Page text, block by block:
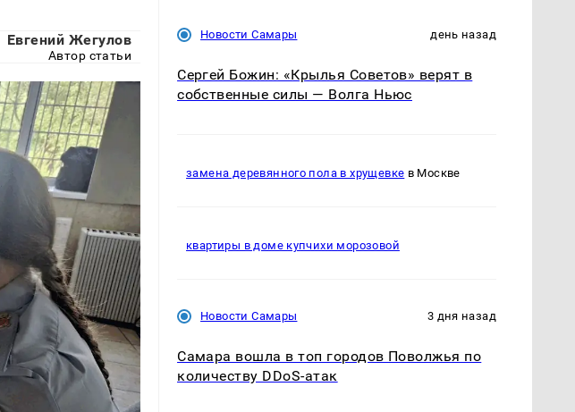
Евгений Жегулов
Автор статьи
Новости Самары день назад
Сергей Божин: «Крылья Советов» верят в
собственные силы — Волга Ньюс
замена деревянного пола в хрущевке в Москве
квартиры в доме купчихи морозовой
Новости Самары 3 дня назад
Самара вошла в топ городов Поволжья по
количеству DDoS-атак